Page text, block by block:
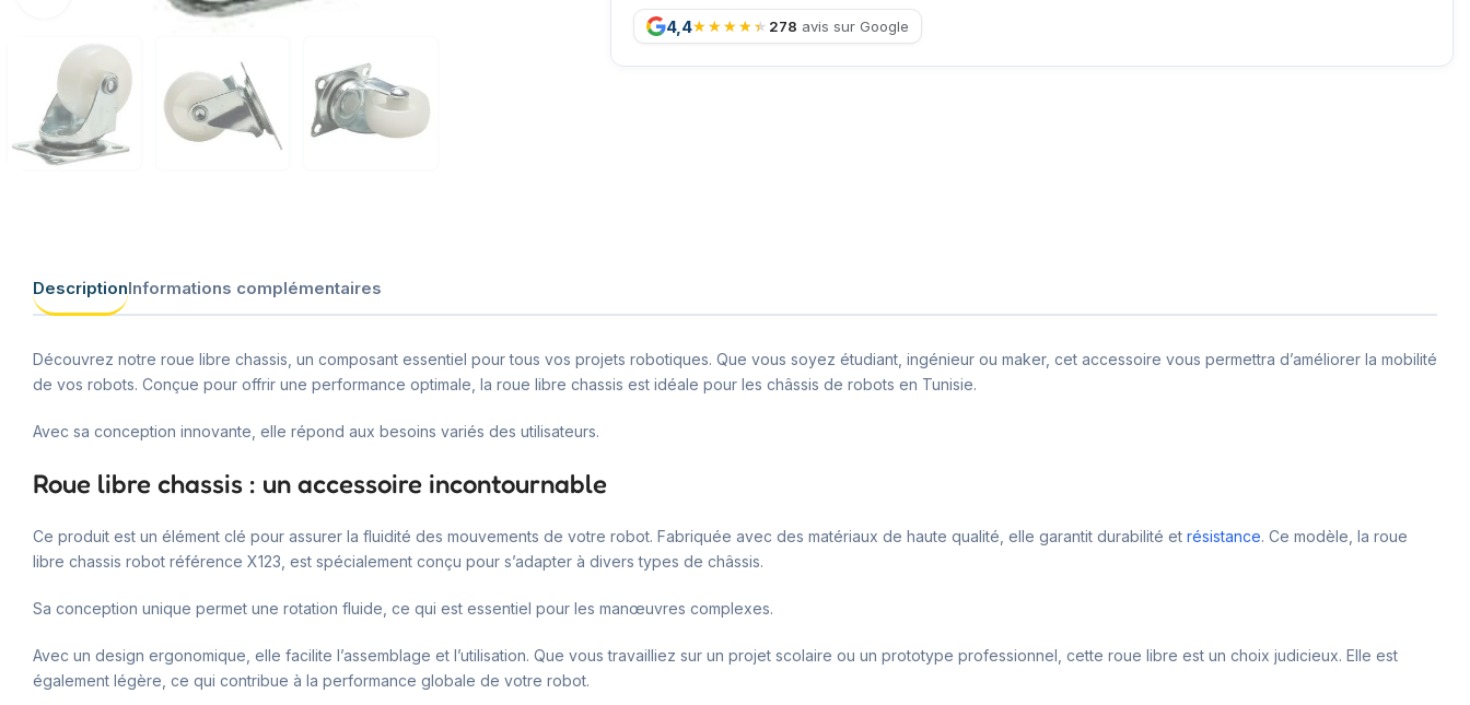
4,4 278 avis sur Google
DescriptionInformations complémentaires
Découvrez notre roue libre chassis, un composant essentiel pour tous vos projets robotiques. Que vous soyez étudiant, ingénieur ou maker, cet accessoire vous permettra d’améliorer la mobilité
de vos robots. Conçue pour offrir une performance optimale, la roue libre chassis est idéale pour les châssis de robots en Tunisie.
Avec sa conception innovante, elle répond aux besoins variés des utilisateurs.
Roue libre chassis : un accessoire incontournable
Ce produit est un élément clé pour assurer la fluidité des mouvements de votre robot. Fabriquée avec des matériaux de haute qualité, elle garantit durabilité et résistance. Ce modèle, la roue
libre chassis robot référence X123, est spécialement conçu pour s’adapter à divers types de châssis.
Sa conception unique permet une rotation fluide, ce qui est essentiel pour les manœuvres complexes.
Avec un design ergonomique, elle facilite l’assemblage et l’utilisation. Que vous travailliez sur un projet scolaire ou un prototype professionnel, cette roue libre est un choix judicieux. Elle est
également légère, ce qui contribue à la performance globale de votre robot.